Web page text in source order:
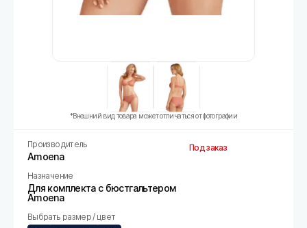
*Внешний вид товара может отличаться от фотографии
Производитель
Amoena
Назначение
Для комплекта с бюстгальтером
Amoena
Выбрать размер / цвет
Под заказ